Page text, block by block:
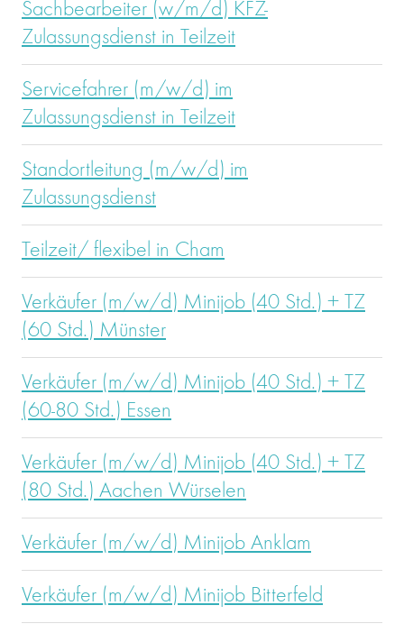
Sachbearbeiter (w/m/d) KFZ-
Zulassungsdienst in Teilzeit
Servicefahrer (m/w/d) im
Zulassungsdienst in Teilzeit
Standortleitung (m/w/d) im
Zulassungsdienst
Teilzeit/ flexibel in Cham
Verkäufer (m/w/d) Minijob (40 Std.) + TZ
(60 Std.) Münster
Verkäufer (m/w/d) Minijob (40 Std.) + TZ
(60-80 Std.) Essen
Verkäufer (m/w/d) Minijob (40 Std.) + TZ
(80 Std.) Aachen Würselen
Verkäufer (m/w/d) Minijob Anklam
Verkäufer (m/w/d) Minijob Bitterfeld